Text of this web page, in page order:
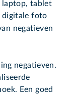
laptop, tablet
digitale foto
negatieven
negatieven.
Een goed